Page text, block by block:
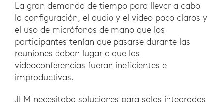
La gran demanda de tiempo para llevar a cabo
la configuración, el audio y el video poco claros y
el uso de micrófonos de mano que los
participantes tenían que pasarse durante las
reuniones daban lugar a que las
videoconferencias fueran ineficientes e
improductivas.
JLM necesitaba soluciones para salas integradas